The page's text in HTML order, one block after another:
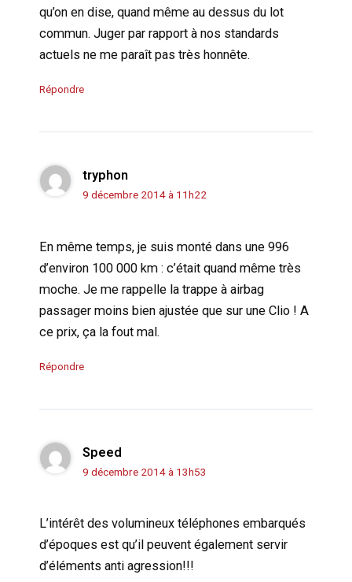
qu’on en dise, quand même au dessus du lot
commun. Juger par rapport à nos standards
actuels ne me paraît pas très honnête.
Répondre
tryphon
9 décembre 2014 à 11h22
En même temps, je suis monté dans une 996
d’environ 100 000 km : c’était quand même très
moche. Je me rappelle la trappe à airbag
passager moins bien ajustée que sur une Clio ! A
ce prix, ça la fout mal.
Répondre
Speed
9 décembre 2014 à 13h53
L’intérêt des volumineux téléphones embarqués
d’époques est qu’il peuvent également servir
d’éléments anti agression!!!